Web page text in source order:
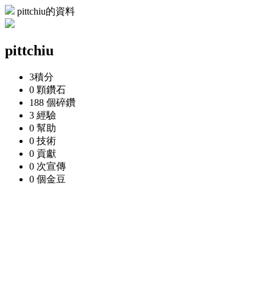
pittchiu的資料
pittchiu
3積分
0 顆鑽石
188 個碎鑽
3 經驗
0 幫助
0 技術
0 貢獻
0 次宣傳
0 個金豆